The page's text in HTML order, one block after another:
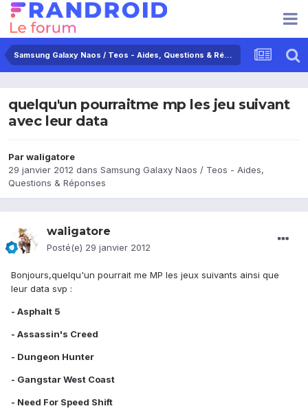
Samsung Galaxy Naos / Teos - Aides, Questions & Réponses
quelqu'un pourraitme mp les jeu suivant
avec leur data
Parwaligatore
29 janvier 2012 dans Samsung Galaxy Naos / Teos - Aides,
Questions & Réponses
waligatore
Posté(e) 29 janvier 2012
Bonjours,quelqu'un pourrait me MP les jeux suivants ainsi que
leur data svp :
- Asphalt 5
- Assassin's Creed
- Dungeon Hunter
- Gangstar West Coast
- Need For Speed Shift